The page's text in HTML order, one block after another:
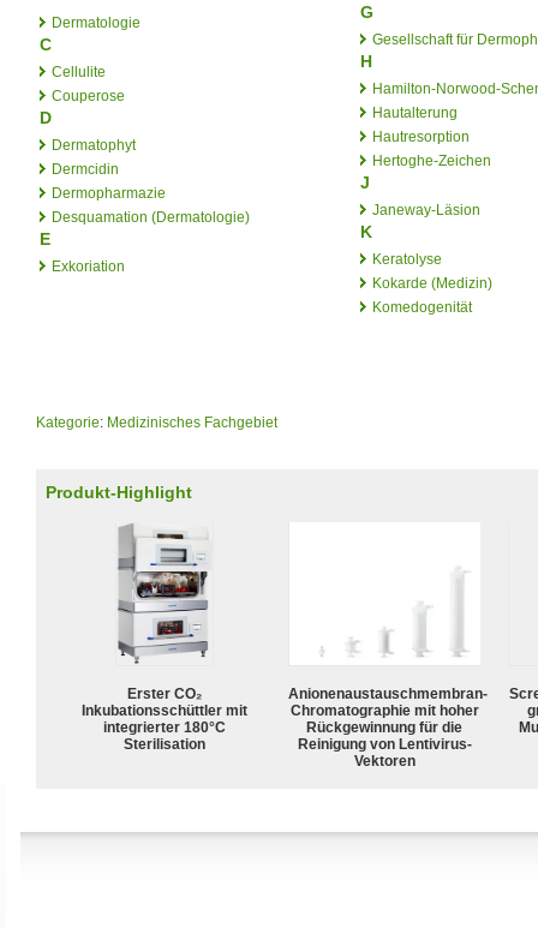
Dermatologie
C
Cellulite
Couperose
D
Dermatophyt
Dermcidin
Dermopharmazie
Desquamation (Dermatologie)
E
Exkoriation
G
Gesellschaft für
H
Hamilton-Norwood-
Hautalterung
Hautresorption
Hertoghe-Zeichen
J
Janeway-Läsion
K
Keratolyse
Kokarde (Medizin)
Komedogenität
Kategorie: Medizinisches Fachgebiet
Produkt-Highlight
Erster CO₂
Inkubationsschüttler mit
integrierter 180°C
Sterilisation
Anionenaustauschmembran-
Chromatographie mit hoher
Rückgewinnung für die
Reinigung von Lentivirus-
Vektoren